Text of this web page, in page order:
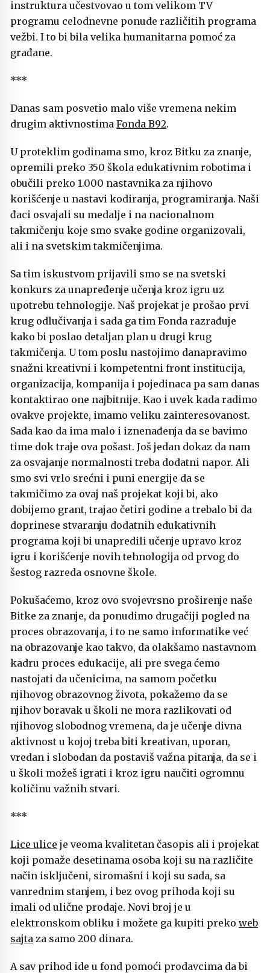
instruktura učestvovao u tom velikom TV
programu celodnevne ponude različitih programa
vežbi. I to bi bila velika humanitarna pomoć za
građane.
***
Danas sam posvetio malo više vremena nekim
drugim aktivnostima Fonda B92.
U proteklim godinama smo, kroz Bitku za znanje,
opremili preko 350 škola edukativnim robotima i
obučili preko 1.000 nastavnika za njihovo
korišćenje u nastavi kodiranja, programiranja. Naši
đaci osvajali su medalje i na nacionalnom
takmičenju koje smo svake godine organizovali,
ali i na svetskim takmičenjima.
Sa tim iskustvom prijavili smo se na svetski
konkurs za unapređenje učenja kroz igru uz
upotrebu tehnologije. Naš projekat je prošao prvi
krug odlučivanja i sada ga tim Fonda razrađuje
kako bi poslao detaljan plan u drugi krug
takmičenja. U tom poslu nastojimo danapravimo
snažni kreativni i kompetentni front institucija,
organizacija, kompanija i pojedinaca pa sam danas
kontaktirao one najbitnije. Kao i uvek kada radimo
ovakve projekte, imamo veliku zainteresovanost.
Sada kao da ima malo i iznenađenja da se bavimo
time dok traje ova pošast. Još jedan dokaz da nam
za osvajanje normalnosti treba dodatni napor. Ali
smo svi vrlo srećni i puni energije da se
takmičimo za ovaj naš projekat koji bi, ako
dobijemo grant, trajao četiri godine a trebalo bi da
doprinese stvaranju dodatnih edukativnih
programa koji bi unapredili učenje upravo kroz
igru i korišćenje novih tehnologija od prvog do
šestog razreda osnovne škole.
Pokušaćemo, kroz ovo svojevrsno proširenje naše
Bitke za znanje, da ponudimo drugačiji pogled na
proces obrazovanja, i to ne samo informatike već
na obrazovanje kao takvo, da olakšamo nastavnom
kadru proces edukacije, ali pre svega ćemo
nastojati da učenicima, na samom početku
njihovog obrazovnog života, pokažemo da se
njihov boravak u školi ne mora razlikovati od
njihovog slobodnog vremena, da je učenje divna
aktivnost u kojoj treba biti kreativan, uporan,
vredan i slobodan da postaviš važna pitanja, da se i
u školi možeš igrati i kroz igru naučiti ogromnu
količinu važnih stvari.
***
Lice ulice je veoma kvalitetan časopis ali i projekat
koji pomaže desetinama osoba koji su na različite
način isključeni, siromašni i koji su sada, sa
vanrednim stanjem, i bez ovog prihoda koji su
imali od ulične prodaje. Novi broj je u
elektronskom obliku i možete ga kupiti preko web
sajta za samo 200 dinara.
A sav prihod ide u fond pomoći prodavcima da bi